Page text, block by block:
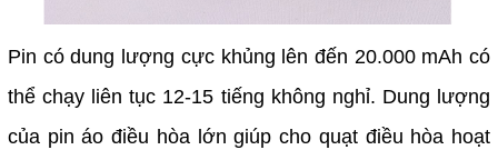
Pin có dung lượng cực khủng lên đến 20.000 mAh có
thể chạy liên tục 12-15 tiếng không nghỉ. Dung lượng
của pin áo điều hòa lớn giúp cho quạt điều hòa hoạt